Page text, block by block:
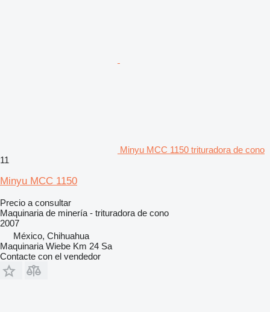
Minyu MCC 1150 trituradora de cono
11
Minyu MCC 1150
Precio a consultar
Maquinaria de minería - trituradora de cono
2007
México, Chihuahua
Maquinaria Wiebe Km 24 Sa
Contacte con el vendedor